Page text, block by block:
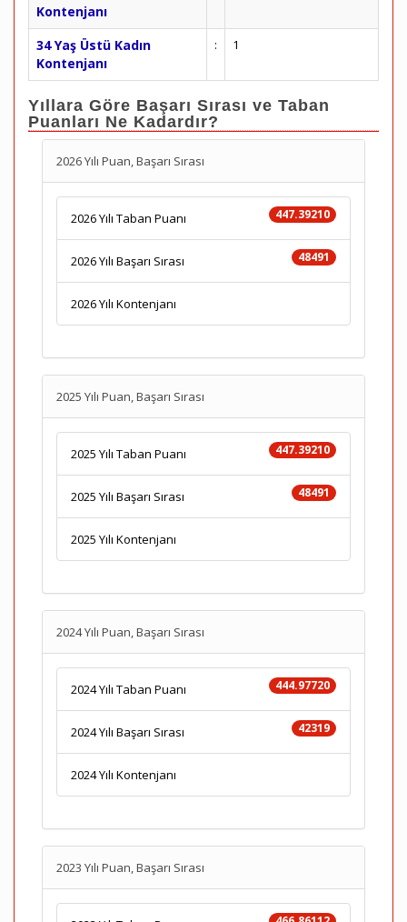
Kontenjanı
34 Yaş Üstü Kadın
Kontenjanı
: 1
Yıllara Göre Başarı Sırası ve Taban
Puanları Ne Kadardır?
2026 Yılı Puan, Başarı Sırası
447.39210
2026 Yılı Taban Puanı
48491
2026 Yılı Başarı Sırası
2026 Yılı Kontenjanı
2025 Yılı Puan, Başarı Sırası
447.39210
2025 Yılı Taban Puanı
48491
2025 Yılı Başarı Sırası
2025 Yılı Kontenjanı
2024 Yılı Puan, Başarı Sırası
444.97720
2024 Yılı Taban Puanı
42319
2024 Yılı Başarı Sırası
2024 Yılı Kontenjanı
2023 Yılı Puan, Başarı Sırası